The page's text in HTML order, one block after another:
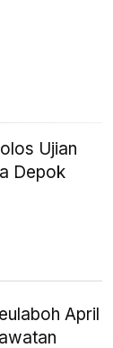
Ujian
Depok
April